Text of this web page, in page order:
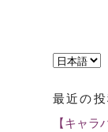
言
を
最近の投
【キャラ